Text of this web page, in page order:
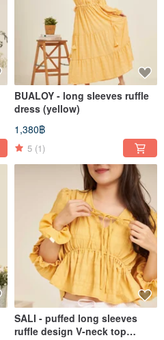
BUALOY - long sleeves ruffle
dress (yellow)
1,380฿
5 (1)
SALI - puffed long sleeves
ruffle design V-neck top